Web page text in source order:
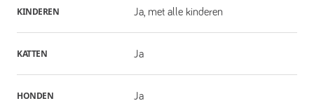
KINDEREN Ja, met alle kinderen
KATTEN Ja
HONDEN Ja